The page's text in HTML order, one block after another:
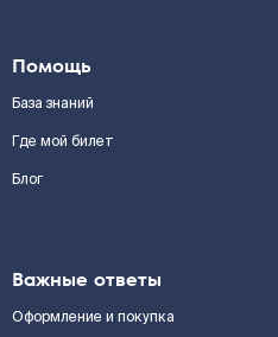
Помощь
База знаний
Где мой билет
Блог
Важные ответы
Оформление и покупка